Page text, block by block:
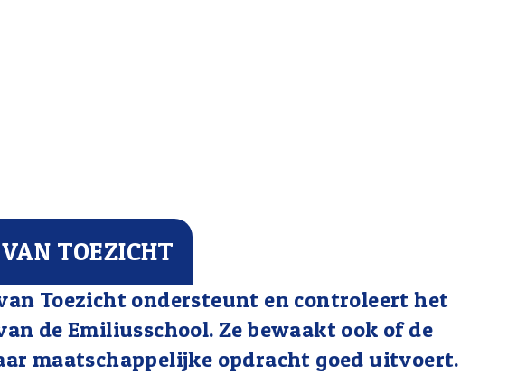
TOEZICHT
Toezicht ondersteunt en controleert het
de Emiliusschool. Ze bewaakt ook of de
maatschappelijke opdracht goed uitvoert.